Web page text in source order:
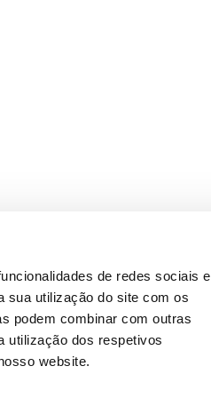
de redes sociais e
sua utilização do site com os
podem combinar com outras
utilização dos respetivos
website.